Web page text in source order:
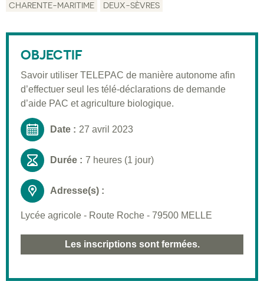
Description
Public visé
Pré-requis
Validation
Moyens pédagogiques
Informations pratiques
CHARENTE-MARITIME
DEUX-SÈVRES
OBJECTIF
Savoir utiliser TELEPAC de manière autonome afin
d’effectuer seul les télé-déclarations de demande
d’aide PAC et agriculture biologique.
Date : 27 avril 2023
Durée : 7 heures (1 jour)
Adresse(s) :
Lycée agricole - Route Roche - 79500 MELLE
Les inscriptions sont fermées.